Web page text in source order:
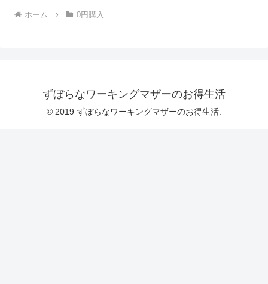
ホーム 0円購入
ずぼらなワーキングマザーのお得生活
© 2019 ずぼらなワーキングマザーのお得生活.